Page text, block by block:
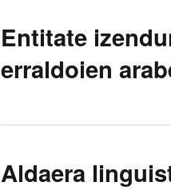
Entitate
erraldoien
Aldaera